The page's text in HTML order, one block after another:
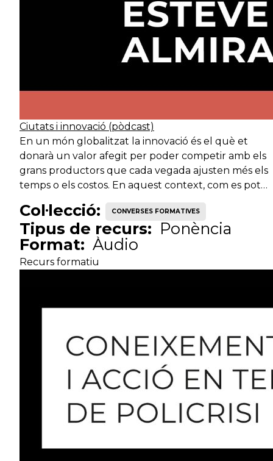
Ciutats i innovació (pòdcast)
En un món globalitzat la innovació és el què et
donarà un valor afegit per poder competir amb els
grans productors que cada vegada ajusten més els
temps o els costos. En aquest context, com es pot…
Col·lecció: CONVERSES FORMATIVES
Tipus de recurs: Ponència
Format: Àudio
Recurs formatiu